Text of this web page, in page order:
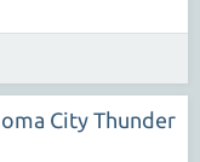
City Thunder